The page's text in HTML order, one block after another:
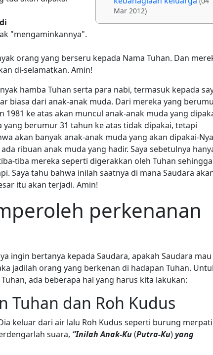
Mar 2012)
"mengaminkannya".
orang yang berseru kepada Nama Tuhan. Dan
di-selamatkan. Amin!
hamba Tuhan serta para nabi, termasuk kepada
biasa dari anak-anak muda. Dari mereka yang
ke atas akan muncul anak-anak muda yang
berumur 31 tahun ke atas tidak dipakai, tetapi
akan banyak anak-anak muda yang akan dipakai-
ribuan anak muda yang hadir. Saya sebetulnya
tiba mereka seperti digerakkan oleh Tuhan sehingga
Saya tahu bahwa inilah saatnya di mana Saudara
itu akan terjadi. Amin!
perkenanan
ingin bertanya kepada Saudara, apakah Saudara mau
jadilah orang yang berkenan di hadapan Tuhan.
ada beberapa hal yang harus kita lakukan:
Tuhan dan Roh Kudus
keluar dari air lalu Roh Kudus seperti burung merpati
suara, “Inilah Anak-Ku(Putra-Ku)yang